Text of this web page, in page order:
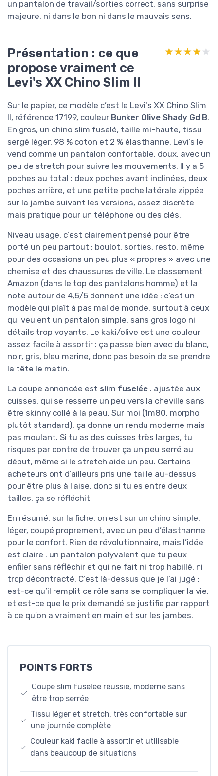
un pantalon de travail/sorties correct, sans surprise
majeure, ni dans le bon ni dans le mauvais sens.
Présentation : ce que
propose vraiment ce
Levi's XX Chino Slim II
★★★★★
★★★★★
Sur le papier, ce modèle c’est le Levi's XX Chino Slim
II, référence 17199, couleur Bunker Olive Shady Gd B.
En gros, un chino slim fuselé, taille mi-haute, tissu
sergé léger, 98 % coton et 2 % élasthanne. Levi’s le
vend comme un pantalon confortable, doux, avec un
peu de stretch pour suivre les mouvements. Il y a 5
poches au total : deux poches avant inclinées, deux
poches arrière, et une petite poche latérale zippée
sur la jambe suivant les versions, assez discrète
mais pratique pour un téléphone ou des clés.
Niveau usage, c’est clairement pensé pour être
porté un peu partout : boulot, sorties, resto, même
pour des occasions un peu plus « propres » avec une
chemise et des chaussures de ville. Le classement
Amazon (dans le top des pantalons homme) et la
note autour de 4,5/5 donnent une idée : c’est un
modèle qui plaît à pas mal de monde, surtout à ceux
qui veulent un pantalon simple, sans gros logo ni
détails trop voyants. Le kaki/olive est une couleur
assez facile à assortir : ça passe bien avec du blanc,
noir, gris, bleu marine, donc pas besoin de se prendre
la tête le matin.
La coupe annoncée est slim fuselée : ajustée aux
cuisses, qui se resserre un peu vers la cheville sans
être skinny collé à la peau. Sur moi (1m80, morpho
plutôt standard), ça donne un rendu moderne mais
pas moulant. Si tu as des cuisses très larges, tu
risques par contre de trouver ça un peu serré au
début, même si le stretch aide un peu. Certains
acheteurs ont d’ailleurs pris une taille au-dessus
pour être plus à l’aise, donc si tu es entre deux
tailles, ça se réfléchit.
En résumé, sur la fiche, on est sur un chino simple,
léger, coupé proprement, avec un peu d’élasthanne
pour le confort. Rien de révolutionnaire, mais l’idée
est claire : un pantalon polyvalent que tu peux
enfiler sans réfléchir et qui ne fait ni trop habillé, ni
trop décontracté. C’est là-dessus que je l’ai jugé :
est-ce qu’il remplit ce rôle sans se compliquer la vie,
et est-ce que le prix demandé se justifie par rapport
à ce qu’on a vraiment en main et sur les jambes.
POINTS FORTS
Coupe slim fuselée réussie, moderne sans
être trop serrée
Tissu léger et stretch, très confortable sur
une journée complète
Couleur kaki facile à assortir et utilisable
dans beaucoup de situations